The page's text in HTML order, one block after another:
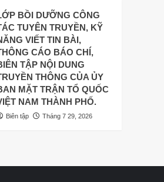
BỒI DƯỠNG CÔNG
TUYÊN TRUYỀN, KỸ
VIẾT TIN BÀI,
CÁO BÁO CHÍ,
TẬP NỘI DUNG
THÔNG CỦA ỦY
MẶT TRẬN TỔ QUỐC
NAM THÀNH PHỐ.
Biên tập Tháng 7 29, 2026